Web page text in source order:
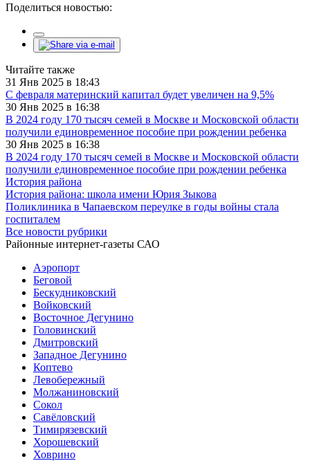
Поделиться новостью:
Читайте также
31 Янв 2025 в 18:43
С февраля материнский капитал будет увеличен на 9,5%
30 Янв 2025 в 16:38
В 2024 году 170 тысяч семей в Москве и Московской области
получили единовременное пособие при рождении ребенка
30 Янв 2025 в 16:38
В 2024 году 170 тысяч семей в Москве и Московской области
получили единовременное пособие при рождении ребенка
История района
История района: школа имени Юрия Зыкова
Поликлиника в Чапаевском переулке в годы войны стала
госпиталем
Все новости рубрики
Районные интернет-газеты САО
Аэропорт
Беговой
Бескудниковский
Войковский
Восточное Дегунино
Головинский
Дмитровский
Западное Дегунино
Коптево
Левобережный
Молжаниновский
Сокол
Савёловский
Тимирязевский
Хорошевский
Ховрино